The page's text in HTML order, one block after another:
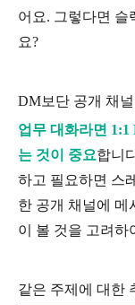
어요. 그렇다면 슬
요?
DM보단 공개 채널
업무 대화라면 1:1
는 것이 중요합니
하고 필요하면 스
한 공개 채널에 메
이 볼 것을 고려하
같은 주제에 대한